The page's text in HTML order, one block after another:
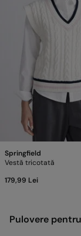
Springfield
Vestă tricotată
179,99 Lei
Pulovere